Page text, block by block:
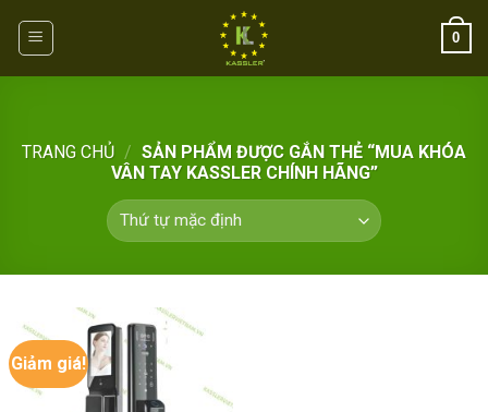
0
TRANG CHỦ / SẢN PHẨM ĐƯỢC GẮN THẺ “MUA KHÓA
VÂN TAY KASSLER CHÍNH HÃNG”
Giảm giá!